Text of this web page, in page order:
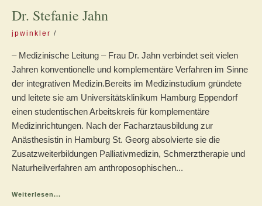
Dr. Stefanie Jahn
jpwinkler
– Medizinische Leitung – Frau Dr. Jahn verbindet seit vielen
Jahren konventionelle und komplementäre Verfahren im Sinne
der integrativen Medizin.Bereits im Medizinstudium gründete
und leitete sie am Universitätsklinikum Hamburg Eppendorf
einen studentischen Arbeitskreis für komplementäre
Medizinrichtungen. Nach der Facharztausbildung zur
Anästhesistin in Hamburg St. Georg absolvierte sie die
Zusatzweiterbildungen Palliativmedizin, Schmerztherapie und
Naturheilverfahren am anthroposophischen...
Weiterlesen...